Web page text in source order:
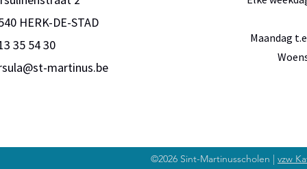
HERK-DE-STAD
35 54 30
martinus.be
Maandag
©2026 Sint-Martinusscholen | vzw